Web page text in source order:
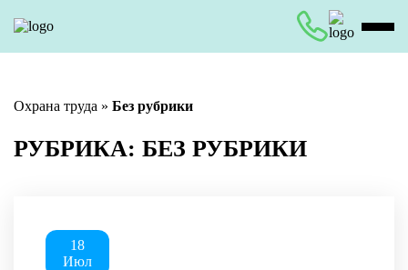
Охрана труда » Без рубрики
РУБРИКА: БЕЗ РУБРИКИ
18
Июл